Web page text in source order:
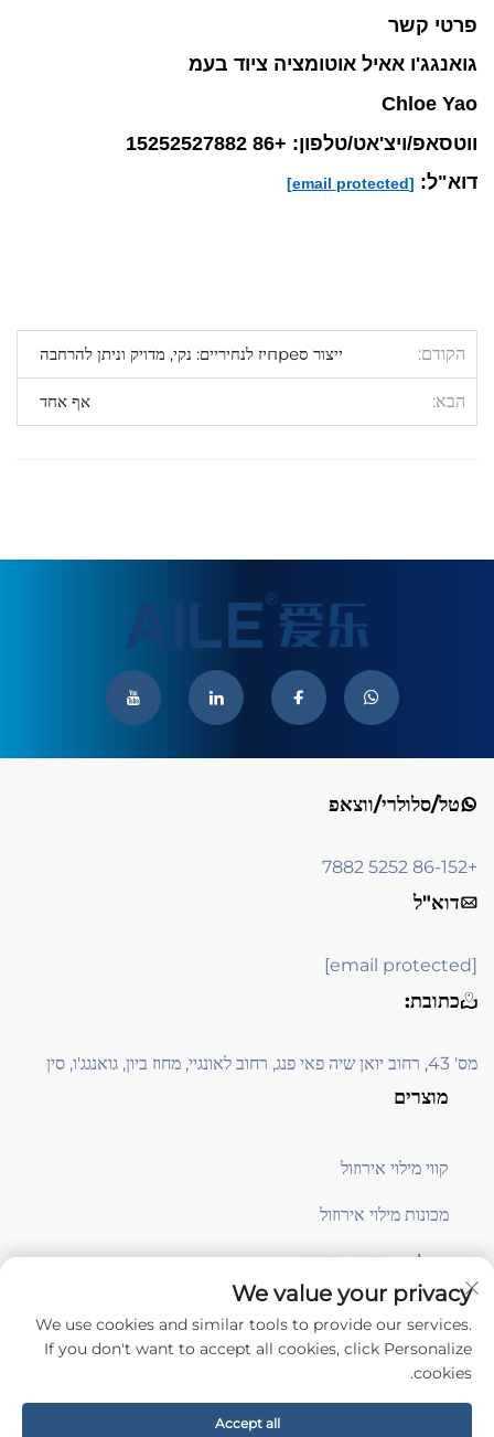
פרטי קשר
גואנגג'ו אאיל אוטומציה ציוד בעמ
Chloe Yao
ווטסאפ/ויצ'אט/טלפון: +86 15252527882
דוא"ל: [email protected]
הקודם ייצור סпреיז לנחיריים: נקי, מדויק וניתן להרחבה
הבא אף אחד
טל/סלולרי/ווצאפ
+86-152 5252 7882
דוא"ל
[email protected]
כתובת:
מס' 43, רחוב יואן שיה פאי פנג, רחוב לאונגיי, מחוז ביון, גואנגג'ו, סין
מוצרים
קווי מילוי אירוזול
מכונות מילוי אירוזול
معدات תמיכה בייצור
הירשמו
We value your privacy
We use cookies and similar tools to provide our services.
If you don't want to accept all cookies, click Personalize
cookies.
Accept all